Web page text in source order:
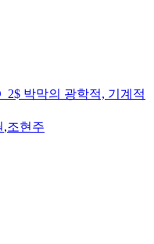
박막의 광학적, 기계적
,조현주